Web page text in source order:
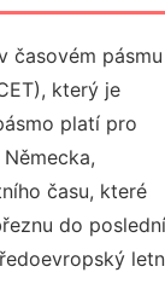
časovém pásmu
který je
platí pro
času, které
do poslední